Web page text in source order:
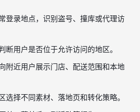
登录地点，识别盗号、撞库或代理访
断用户是否位于允许访问的地区。
附近用户展示门店、配送范围和本地
选择不同素材、落地页和转化策略。